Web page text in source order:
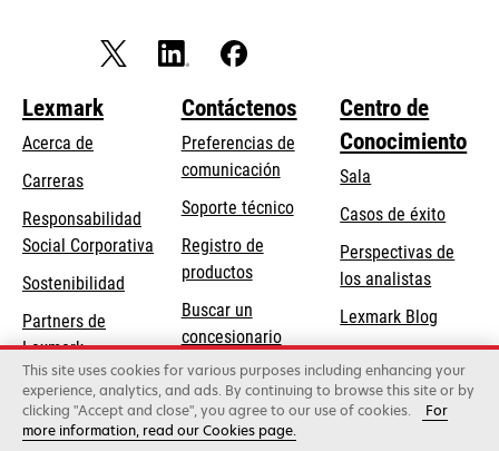
Lexmark
Acerca de
Carreras
Responsabilidad
Social Corporativa opens
new
tab
Sostenibilidad
Partners de
Lexmark
Contáctenos
Preferencias de
comunicación
Soporte técnicoopens
Registro de
productos
Buscar un
concesionario
Centro de
Conocimiento
Sala
Casos de éxito
Perspectivas de
los analistas
Lexmark Blog
Lexmark International, Inc., una empresa de Xerox
©2026 Todos los derechos reservados.
This site uses cookies for various purposes including enhancing your
experience, analytics, and ads. By continuing to browse this site or by
clicking "Accept and close", you agree to our use of cookies.
For
more information, read our Cookies page.